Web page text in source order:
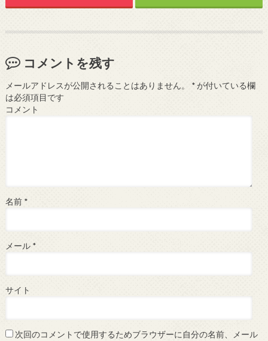
コメントを残す
メールアドレスが公開されることはありません。 *が付いている欄
は必須項目です
コメント
名前 *
メール *
サイト
次回のコメントで使用するためブラウザーに自分の名前、メール